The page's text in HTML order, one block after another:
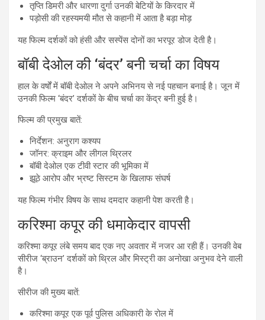
तृप्ति डिमरी और धारणा दुर्गा उनकी बेटियों के किरदार में
पड़ोसी की रहस्यमयी मौत से कहानी में आता है बड़ा मोड़
यह फिल्म दर्शकों को हंसी और सस्पेंस दोनों का भरपूर डोज देती है।
बॉबी देओल की ‘बंदर’ बनी चर्चा का विषय
हाल के वर्षों में बॉबी देओल ने अपने अभिनय से नई पहचान बनाई है। जून में
उनकी फिल्म ‘बंदर’ दर्शकों के बीच चर्चा का केंद्र बनी हुई है।
फिल्म की प्रमुख बातें:
निर्देशन: अनुराग कश्यप
जॉनर: क्राइम और लीगल थ्रिलर
बॉबी देओल एक टीवी स्टार की भूमिका में
झूठे आरोप और भ्रष्ट सिस्टम के खिलाफ संघर्ष
यह फिल्म गंभीर विषय के साथ दमदार कहानी पेश करती है।
करिश्मा कपूर की धमाकेदार वापसी
करिश्मा कपूर लंबे समय बाद एक नए अवतार में नजर आ रही हैं। उनकी वेब
सीरीज ‘ब्राउन’ दर्शकों को थ्रिल और मिस्ट्री का अनोखा अनुभव देने वाली
है।
सीरीज की मुख्य बातें:
करिश्मा कपूर एक पूर्व पुलिस अधिकारी के रोल में